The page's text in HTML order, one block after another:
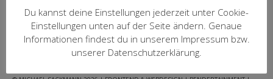
Versandarten
Zahlungsarten
WEIN-ABO
JUGENDSCHUTZ
Du kannst deine Einstellungen jederzeit unter Cookie-
Einstellungen unten auf der Seite ändern. Genaue
Informationen findest du in unserem Impressum bzw.
unserer Datenschutzerklärung.